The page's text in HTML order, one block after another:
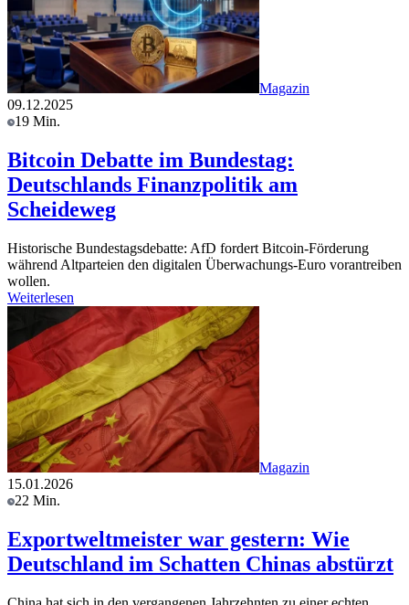
Magazin
09.12.2025
19 Min.
Bitcoin Debatte im Bundestag:
Deutschlands Finanzpolitik am
Scheideweg
Historische Bundestagsdebatte: AfD fordert Bitcoin-Förderung
während Altparteien den digitalen Überwachungs-Euro vorantreiben
wollen.
Weiterlesen
Magazin
15.01.2026
22 Min.
Exportweltmeister war gestern: Wie
Deutschland im Schatten Chinas abstürzt